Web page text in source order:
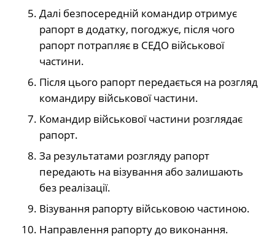
Далі безпосередній командир отримує
рапорт в додатку, погоджує, після чого
рапорт потрапляє в СЕДО військової
частини.
Після цього рапорт передається на розгляд
командиру військової частини.
Командир військової частини розглядає
рапорт.
За результатами розгляду рапорт
передають на візування або залишають
без реалізації.
Візування рапорту військовою частиною.
Направлення рапорту до виконання.